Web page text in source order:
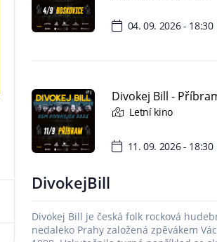
04. 09. 2026 - 18:30
Divokej Bill -
Letní kino
11. 09. 2026 - 18:30
DivokejBill
Divokej Bill je česká folk rocková
nedaleko Prahy založená zpěvákem